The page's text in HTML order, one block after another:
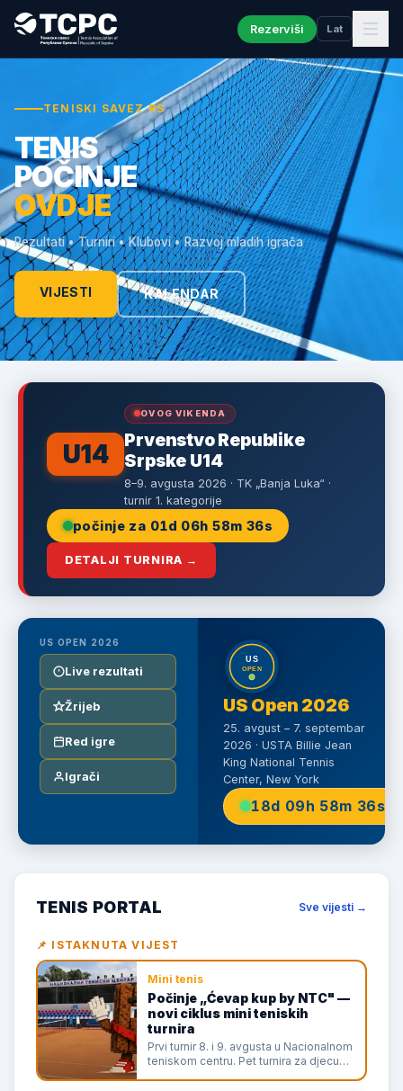
Rezerviši Lat
TENISKI SAVEZ RS
TENIS
POČINJE
OVDJE
Rezultati • Turniri • Klubovi • Razvoj mladih igrača
VIJESTI KALENDAR
U14
OVOG VIKENDA
Prvenstvo Republike
Srpske U14
8–9. avgusta 2026 · TK „Banja Luka“ ·
turnir 1. kategorije
počinje za 01d 06h 58m 36s
DETALJI TURNIRA →
US OPEN 2026
Live rezultati
Žrijeb
Red igre
Igrači
US Open 2026
25. avgust – 7. septembar
2026 · USTA Billie Jean
King National Tennis
Center, New York
18d 09h 58m 36s
TENIS PORTAL Sve vijesti →
📌 ISTAKNUTA VIJEST
Mini tenis
Počinje „Ćevap kup by NTC" —
novi ciklus mini teniskih
turnira
Prvi turnir 8. i 9. avgusta u Nacionalnom
teniskom centru. Pet turnira za djecu